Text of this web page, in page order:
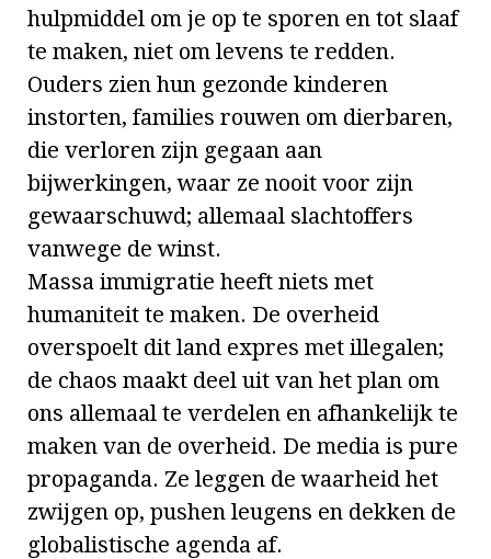
hulpmiddel om je op te sporen en tot slaaf
te maken, niet om levens te redden.
Ouders zien hun gezonde kinderen
instorten, families rouwen om dierbaren,
die verloren zijn gegaan aan
bijwerkingen, waar ze nooit voor zijn
gewaarschuwd; allemaal slachtoffers
vanwege de winst.
Massa immigratie heeft niets met
humaniteit te maken. De overheid
overspoelt dit land expres met illegalen;
de chaos maakt deel uit van het plan om
ons allemaal te verdelen en afhankelijk te
maken van de overheid. De media is pure
propaganda. Ze leggen de waarheid het
zwijgen op, pushen leugens en dekken de
globalistische agenda af.